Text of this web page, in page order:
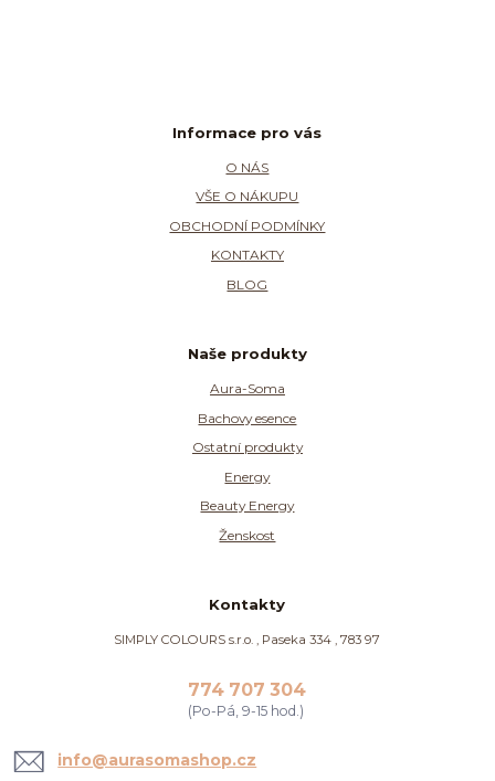
Informace pro vás
O NÁS
VŠE O NÁKUPU
OBCHODNÍ PODMÍNKY
KONTAKTY
BLOG
Naše produkty
Aura-Soma
Bachovy esence
Ostatní produkty
Energy
Beauty Energy
Ženskost
Kontakty
SIMPLY COLOURS s.r.o. , Paseka 334 , 783 97
774 707 304
(Po-Pá, 9-15 hod.)
info@aurasomashop.cz